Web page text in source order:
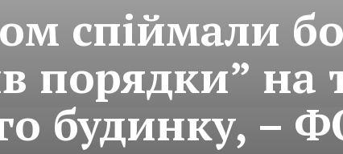
спіймали
порядки” на
будинку, –